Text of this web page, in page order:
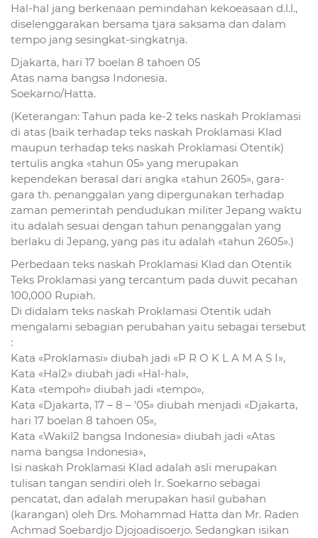
Hal-hal jang berkenaan pemindahan kekoeasaan d.l.l.,
diselenggarakan bersama tjara saksama dan dalam
tempo jang sesingkat-singkatnja.
Djakarta, hari 17 boelan 8 tahoen 05
Atas nama bangsa Indonesia.
Soekarno/Hatta.
(Keterangan: Tahun pada ke-2 teks naskah Proklamasi
di atas (baik terhadap teks naskah Proklamasi Klad
maupun terhadap teks naskah Proklamasi Otentik)
tertulis angka «tahun 05» yang merupakan
kependekan berasal dari angka «tahun 2605», gara-
gara th. penanggalan yang dipergunakan terhadap
zaman pemerintah pendudukan militer Jepang waktu
itu adalah sesuai dengan tahun penanggalan yang
berlaku di Jepang, yang pas itu adalah «tahun 2605».)
Perbedaan teks naskah Proklamasi Klad dan Otentik
Teks Proklamasi yang tercantum pada duwit pecahan
100,000 Rupiah.
Di didalam teks naskah Proklamasi Otentik udah
mengalami sebagian perubahan yaitu sebagai tersebut
:
Kata «Proklamasi» diubah jadi «P R O K L A M A S I»,
Kata «Hal2» diubah jadi «Hal-hal»,
Kata «tempoh» diubah jadi «tempo»,
Kata «Djakarta, 17 – 8 – ’05» diubah menjadi «Djakarta,
hari 17 boelan 8 tahoen 05»,
Kata «Wakil2 bangsa Indonesia» diubah jadi «Atas
nama bangsa Indonesia»,
Isi naskah Proklamasi Klad adalah asli merupakan
tulisan tangan sendiri oleh Ir. Soekarno sebagai
pencatat, dan adalah merupakan hasil gubahan
(karangan) oleh Drs. Mohammad Hatta dan Mr. Raden
Achmad Soebardjo Djojoadisoerjo. Sedangkan isikan